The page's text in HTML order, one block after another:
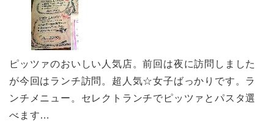
ピッツァのおいしい人気店。前回は夜に訪問しました
が今回はランチ訪問。超人気☆女子ばっかりです。ラ
ンチメニュー。セレクトランチでピッツァとパスタ選
べます…